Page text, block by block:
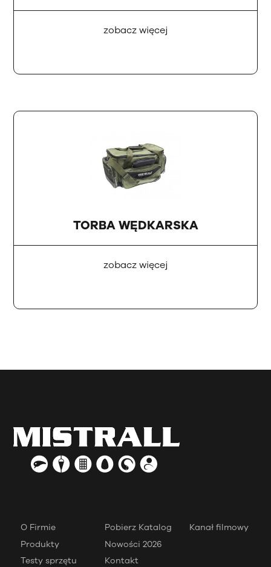
zobacz więcej
TORBA WĘDKARSKA
zobacz więcej
O Firmie
Produkty
Testy sprzętu
Pobierz Katalog
Nowości 2026
Kontakt
Kanał filmowy